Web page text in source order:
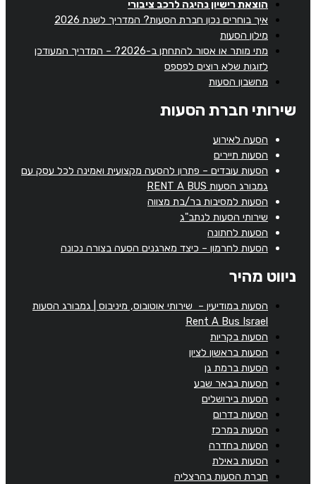
הוצאת רישיון נהיגה לרכב ציבורי
איך בוחרים נכון חברת הסעות? המדריך לשנת 2026
מילון הסעות
מתי מותר או אסור להתחתן ב-2026? – המדריך המעודכן
לזוגות שלא רוצים לפספס
מחשבון הסעות
שירותי חברת הסעות
הסעה לאירוע
הסעות תיירים
הסעות עובדים – פתרון להסעה מקצועית ואמינה לכל עסק עם
גמבורג הסעות RENT A BUS
הסעות למסיבות בר/בת מצווה
שירותי הסעות לנתב"ג
הסעות לחתונה
הסעות לחרמון – כיצד מארגנים הסעה בצורה נכונה
ניווט מהיר
הסעות במודיעין – שירותי אוטובוס, מיניבוס | גמבורג הסעות
Rent A Bus Israel
הסעות בקריות
הסעות בראשון לציון
הסעות ברמת גן
הסעות בבאר שבע
הסעות בירושלים
הסעות בדרום
הסעות במרכז
הסעות בחדרה
הסעות באילת
חברת הסעות בהרצליה